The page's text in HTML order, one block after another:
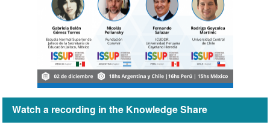
Watch a recording in the Knowledge Share